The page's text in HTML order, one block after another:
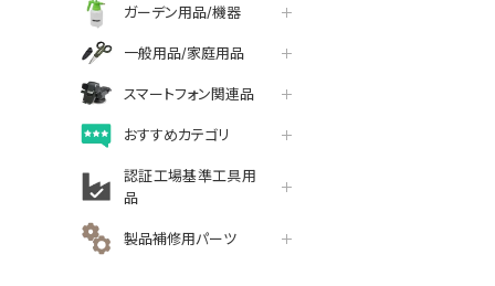
ガーデン用品/機器
一般用品/家庭用品
スマートフォン関連品
おすすめカテゴリ
認証工場基準工具用
品
製品補修用パーツ